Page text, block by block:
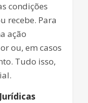
condições
recebe. Para
ação
ou, em casos
Tudo isso,